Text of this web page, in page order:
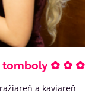
tomboly ✿ ✿ ✿
a kaviareň